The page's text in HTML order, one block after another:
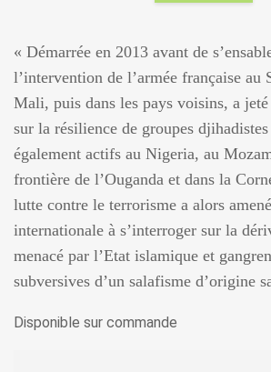
« Démarrée en 2013 avant de
l’intervention de l’armée française au
Mali, puis dans les pays voisins, a
sur la résilience de groupes
également actifs au Nigeria, au
frontière de l’Ouganda et dans la
lutte contre le terrorisme a alors
internationale à s’interroger sur la
menacé par l’Etat islamique et
subversives d’un salafisme d’origine
Disponible sur commande